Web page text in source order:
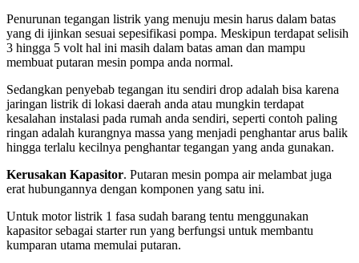
Penurunan tegangan listrik yang menuju mesin harus dalam batas
yang di ijinkan sesuai sepesifikasi pompa. Meskipun terdapat selisih
3 hingga 5 volt hal ini masih dalam batas aman dan mampu
membuat putaran mesin pompa anda normal.
Sedangkan penyebab tegangan itu sendiri drop adalah bisa karena
jaringan listrik di lokasi daerah anda atau mungkin terdapat
kesalahan instalasi pada rumah anda sendiri, seperti contoh paling
ringan adalah kurangnya massa yang menjadi penghantar arus balik
hingga terlalu kecilnya penghantar tegangan yang anda gunakan.
Kerusakan Kapasitor. Putaran mesin pompa air melambat juga
erat hubungannya dengan komponen yang satu ini.
Untuk motor listrik 1 fasa sudah barang tentu menggunakan
kapasitor sebagai starter run yang berfungsi untuk membantu
kumparan utama memulai putaran.